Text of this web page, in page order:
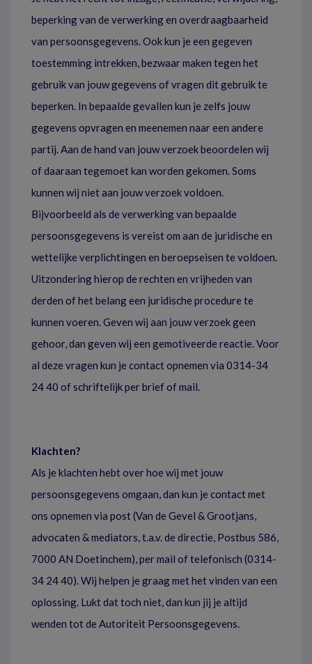
beperking van de verwerking en overdraagbaarheid
van persoonsgegevens. Ook kun je een gegeven
toestemming intrekken, bezwaar maken tegen het
gebruik van jouw gegevens of vragen dit gebruik te
beperken. In bepaalde gevallen kun je zelfs jouw
gegevens opvragen en meenemen naar een andere
partij. Aan de hand van jouw verzoek beoordelen wij
of daaraan tegemoet kan worden gekomen. Soms
kunnen wij niet aan jouw verzoek voldoen.
Bijvoorbeeld als de verwerking van bepaalde
persoonsgegevens is vereist om aan de juridische en
wettelijke verplichtingen en beroepseisen te voldoen.
Uitzondering hierop de rechten en vrijheden van
derden of het belang een juridische procedure te
kunnen voeren. Geven wij aan jouw verzoek geen
gehoor, dan geven wij een gemotiveerde reactie. Voor
al deze vragen kun je contact opnemen via 0314-34
24 40 of schriftelijk per brief of mail.
Klachten?
Als je klachten hebt over hoe wij met jouw
persoonsgegevens omgaan, dan kun je contact met
ons opnemen via post (Van de Gevel & Grootjans,
advocaten & mediators, t.a.v. de directie, Postbus 586,
7000 AN Doetinchem), per mail of telefonisch (0314-
34 24 40). Wij helpen je graag met het vinden van een
oplossing. Lukt dat toch niet, dan kun jij je altijd
wenden tot de Autoriteit Persoonsgegevens.